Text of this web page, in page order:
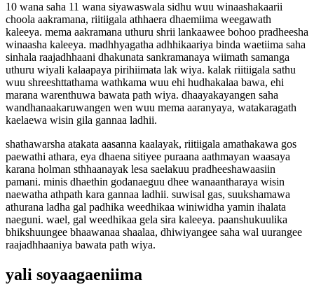
10 wana saha 11 wana siyawaswala sidhu wuu winaashakaarii
choola aakramana, riitiigala athhaera dhaemiima weegawath
kaleeya. mema aakramana uthuru shrii lankaawee bohoo pradheesha
winaasha kaleeya. madhhyagatha adhhikaariya binda waetiima saha
sinhala raajadhhaani dhakunata sankramanaya wiimath samanga
uthuru wiyali kalaapaya pirihiimata lak wiya. kalak riitiigala sathu
wuu shreeshttathama wathkama wuu ehi hudhakalaa bawa, ehi
marana warenthuwa bawata path wiya. dhaayakayangen saha
wandhanaakaruwangen wen wuu mema aaranyaya, watakaragath
kaelaewa wisin gila gannaa ladhii.
shathawarsha atakata aasanna kaalayak, riitiigala amathakawa gos
paewathi athara, eya dhaena sitiyee puraana aathmayan waasaya
karana holman sthhaanayak lesa saelakuu pradheeshawaasiin
pamani. minis dhaethin godanaeguu dhee wanaantharaya wisin
naewatha athpath kara gannaa ladhii. suwisal gas, suukshamawa
athurana ladha gal padhika weedhikaa winiwidha yamin ihalata
naeguni. wael, gal weedhikaa gela sira kaleeya. paanshukuulika
bhikshuungee bhaawanaa shaalaa, dhiwiyangee saha wal uurangee
raajadhhaaniya bawata path wiya.
yali soyaagaeniima